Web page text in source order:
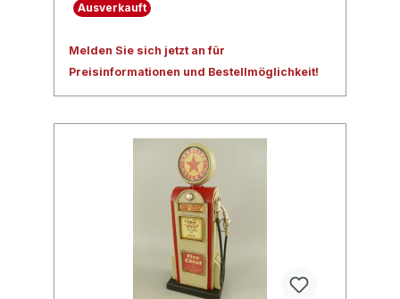
Ausverkauft
Melden Sie sich jetzt an für
Preisinformationen und Bestellmöglichkeit!